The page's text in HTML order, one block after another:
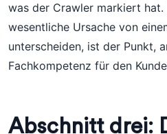
was der Crawler markiert hat.
wesentliche Ursache von
unterscheiden, ist der Punkt,
Fachkompetenz für den
Abschnitt drei: